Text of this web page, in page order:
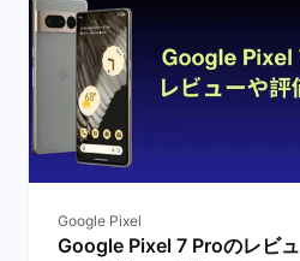
Google Pixel
Google Pixel 7 Proのレビュ